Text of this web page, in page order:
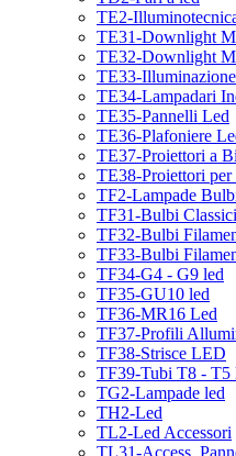
TE2-
TE31-Downlight
TE32-Downlight
TE33-
TE34-Lampadari
TE35-Pannelli Led
TE36-Plafoniere
TE37-Proiettori a
TE38-Proiettori per
TF2-Lampade
TF31-Bulbi
TF32-Bulbi
TF33-Bulbi
TF34-G4 - G9 led
TF35-GU10 led
TF36-MR16 Led
TF37-Profili
TF38-Strisce LED
TF39-Tubi T8 - T5
TG2-Lampade led
TH2-Led
TL2-Led Accessori
TL31-Access.